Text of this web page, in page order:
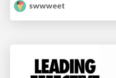
swwweet